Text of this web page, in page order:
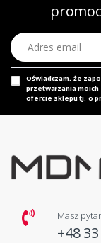
Adres email
Oświadczam, że
przetwarzania moich
ofercie sklepu tj. o
Masz
+48